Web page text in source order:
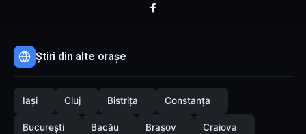
Știri din alte orașe
Iași Cluj Bistrița Constanța
București Bacău Brașov Craiova